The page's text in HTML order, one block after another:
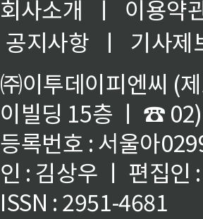
회사소개 ㅣ
이용약
공지사항
ㅣ
기사제
㈜이투데이피엔씨 (
이빌딩 15층 ㅣ ☎
등록번호 : 서울아
인 : 김상우 ㅣ 편집인
ISSN : 2951-4681